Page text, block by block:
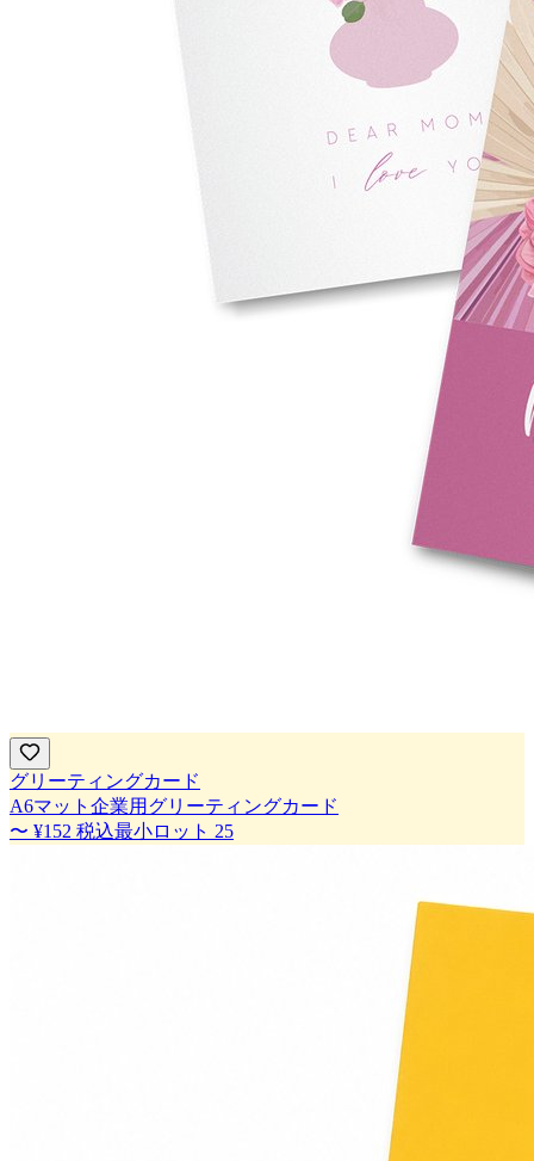
グリーティングカード
A6マット企業用グリーティングカード
〜 ¥152 税込最小ロット 25